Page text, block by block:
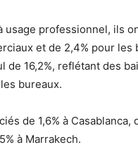
professionnel, ils
et de 2,4% pour
16,2%, reflétant des
bureaux.
de 1,6% à Casablanca,
à Marrakech.